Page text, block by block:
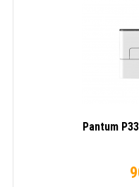
Pantum